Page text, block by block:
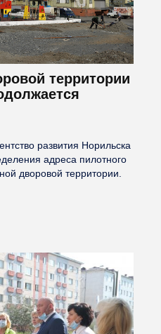
территории
развития Норильска
адреса пилотного
дворовой территории.